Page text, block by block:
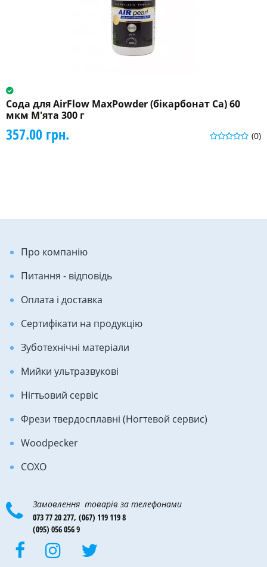
Сода для AirFlow MaxPowder (бікарбонат Ca) 60
мкм М'ята 300 г
(0)
357.00 грн.
Про компанію
Питання - відповідь
Оплата і доставка
Сертифікати на продукцію
Зуботехнічні матеріали
Мийки ультразвукові
Нігтьовий сервіс
Фрези твердосплавні (Ногтевой сервис)
Woodpecker
COXO
Замовлення товарів за телефонами
073 77 20 277, (067) 119 119 8
(095) 056 056 9